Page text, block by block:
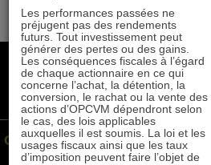
+33 1 84 79 90 24
gestion21@gestion21.fr
8 rue Volney, 75002 Paris
GESTION 21 ©
Les performances passées ne
préjugent pas des rendements
futurs. Tout investissement peut
générer des pertes ou des gains.
Les conséquences fiscales à l’égard
de chaque actionnaire en ce qui
concerne l’achat, la détention, la
conversion, le rachat ou la vente des
actions d’OPCVM dépendront selon
le cas, des lois applicables
auxquelles il est soumis. La loi et les
usages fiscaux ainsi que les taux
d’imposition peuvent faire l’objet de